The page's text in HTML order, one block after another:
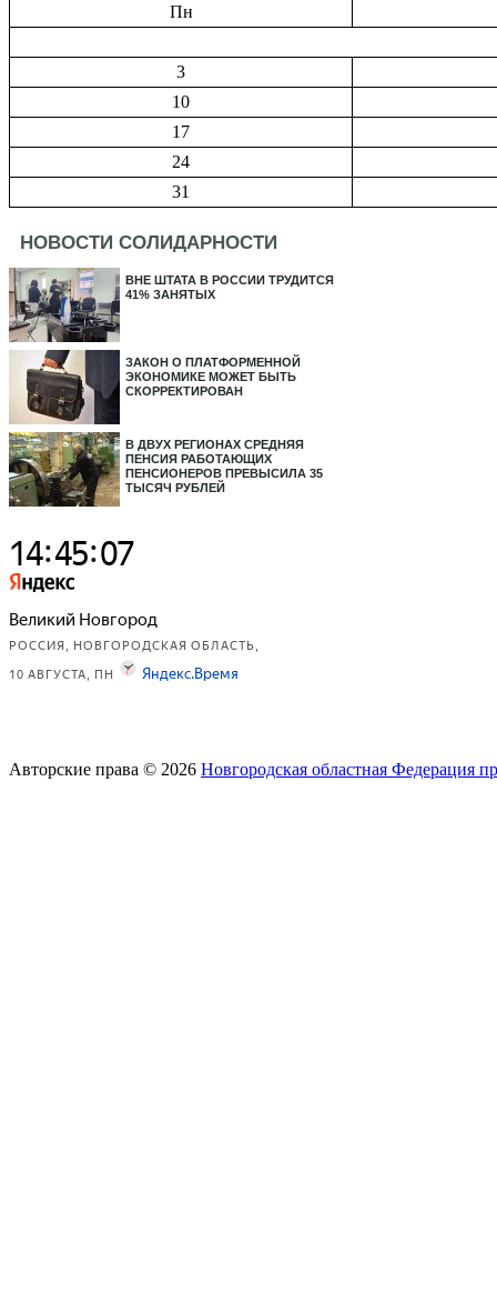
Пн
3
10
17
24
31
НОВОСТИ СОЛИДАРНОСТИ
ВНЕ ШТАТА В РОССИИ ТРУДИТСЯ
41% ЗАНЯТЫХ
ЗАКОН О ПЛАТФОРМЕННОЙ
ЭКОНОМИКЕ МОЖЕТ БЫТЬ
СКОРРЕКТИРОВАН
В ДВУХ РЕГИОНАХ СРЕДНЯЯ
ПЕНСИЯ РАБОТАЮЩИХ
ПЕНСИОНЕРОВ ПРЕВЫСИЛА 35
ТЫСЯЧ РУБЛЕЙ
Авторские права © 2026 Новгородская областная Федерация